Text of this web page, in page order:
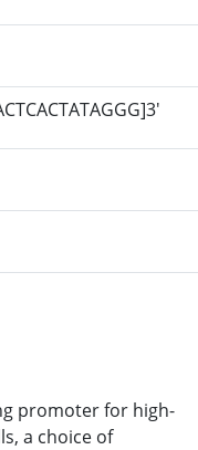
promoter for high-
a choice of